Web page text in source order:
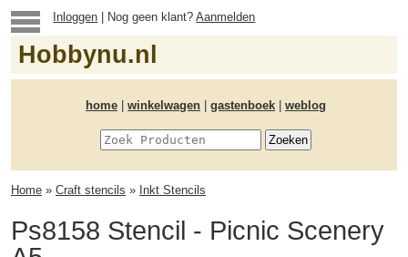
Inloggen | Nog geen klant?Aanmelden
Hobbynu.nl
home winkelwagen gastenboek weblog
Home » Craft stencils » Inkt Stencils
Ps8158 Stencil - Picnic Scenery